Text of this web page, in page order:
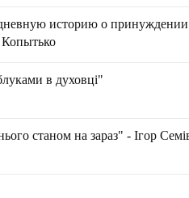
историю о принуждении
в духовці"
станом на зараз" - Ігор